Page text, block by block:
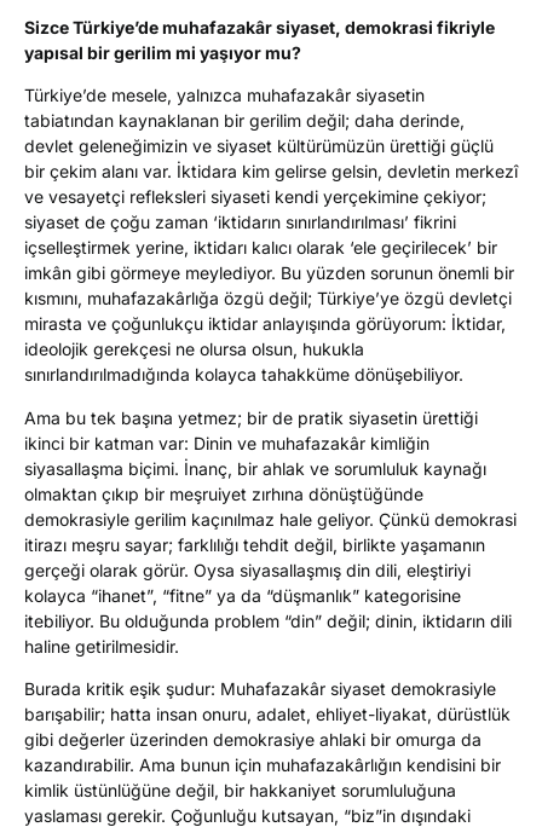
Sizce Türkiye’de muhafazakâr siyaset, demokrasi fikriyle
yapısal bir gerilim mi yaşıyor mu?
Türkiye’de mesele, yalnızca muhafazakâr siyasetin
tabiatından kaynaklanan bir gerilim değil; daha derinde,
devlet geleneğimizin ve siyaset kültürümüzün ürettiği güçlü
bir çekim alanı var. İktidara kim gelirse gelsin, devletin merkezî
ve vesayetçi refleksleri siyaseti kendi yerçekimine çekiyor;
siyaset de çoğu zaman ‘iktidarın sınırlandırılması’ fikrini
içselleştirmek yerine, iktidarı kalıcı olarak ‘ele geçirilecek’ bir
imkân gibi görmeye meylediyor. Bu yüzden sorunun önemli bir
kısmını, muhafazakârlığa özgü değil; Türkiye’ye özgü devletçi
mirasta ve çoğunlukçu iktidar anlayışında görüyorum: İktidar,
ideolojik gerekçesi ne olursa olsun, hukukla
sınırlandırılmadığında kolayca tahakküme dönüşebiliyor.
Ama bu tek başına yetmez; bir de pratik siyasetin ürettiği
ikinci bir katman var: Dinin ve muhafazakâr kimliğin
siyasallaşma biçimi. İnanç, bir ahlak ve sorumluluk kaynağı
olmaktan çıkıp bir meşruiyet zırhına dönüştüğünde
demokrasiyle gerilim kaçınılmaz hale geliyor. Çünkü demokrasi
itirazı meşru sayar; farklılığı tehdit değil, birlikte yaşamanın
gerçeği olarak görür. Oysa siyasallaşmış din dili, eleştiriyi
kolayca “ihanet”, “fitne” ya da “düşmanlık” kategorisine
itebiliyor. Bu olduğunda problem “din” değil; dinin, iktidarın dili
haline getirilmesidir.
Burada kritik eşik şudur: Muhafazakâr siyaset demokrasiyle
barışabilir; hatta insan onuru, adalet, ehliyet-liyakat, dürüstlük
gibi değerler üzerinden demokrasiye ahlaki bir omurga da
kazandırabilir. Ama bunun için muhafazakârlığın kendisini bir
kimlik üstünlüğüne değil, bir hakkaniyet sorumluluğuna
yaslaması gerekir. Çoğunluğu kutsayan, “biz”in dışındaki